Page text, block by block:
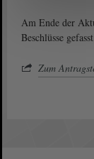
Am Ende der
Beschlüsse gefasst.
Zum